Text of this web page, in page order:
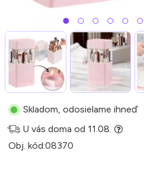
Skladom, odosielame ihneď
U vás doma od 11.08.
Obj. kód:08370